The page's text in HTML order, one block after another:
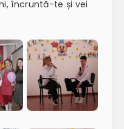
încruntă-te și vei